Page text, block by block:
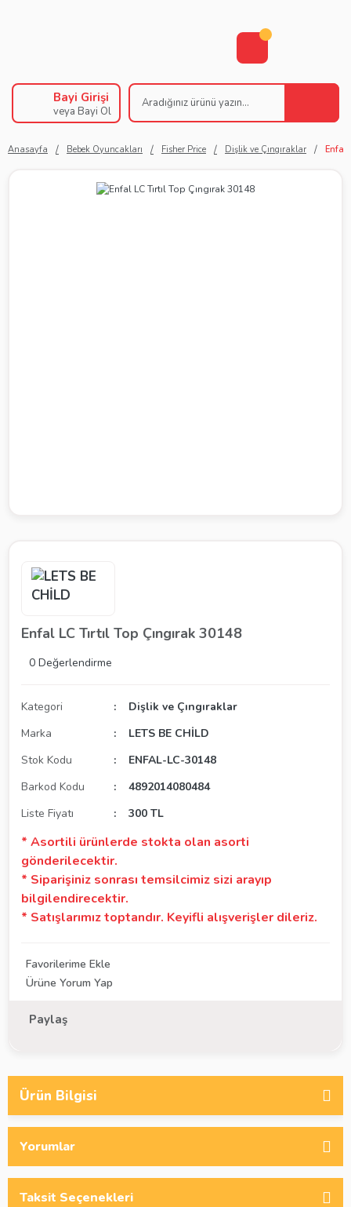
Bayi Girişi
veya Bayi Ol
Anasayfa Bebek Oyuncakları Fisher Price Dişlik ve Çıngıraklar Enfal
Enfal LC Tırtıl Top Çıngırak 30148
0 Değerlendirme
Kategori
Dişlik ve Çıngıraklar
Marka
LETS BE CHİLD
Stok Kodu
ENFAL-LC-30148
Barkod Kodu
4892014080484
Liste Fiyatı
300 TL
* Asortili ürünlerde stokta olan asorti
gönderilecektir.
* Siparişiniz sonrası temsilcimiz sizi arayıp
bilgilendirecektir.
* Satışlarımız toptandır. Keyifli alışverişler dileriz.
Ürüne Yorum Yap
Paylaş
Ürün Bilgisi
Yorumlar
Taksit Seçenekleri